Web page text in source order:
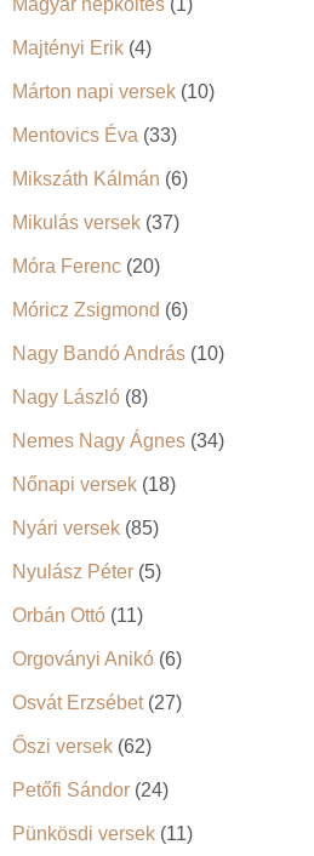
Majtényi Erik (4)
Márton napi versek (10)
Mentovics Éva (33)
Mikszáth Kálmán (6)
Mikulás versek (37)
Móra Ferenc (20)
Móricz Zsigmond (6)
Nagy Bandó András (10)
Nagy László (8)
Nemes Nagy Ágnes (34)
Nőnapi versek (18)
Nyári versek (85)
Nyulász Péter (5)
Orbán Ottó (11)
Orgoványi Anikó (6)
Osvát Erzsébet(27)
Őszi versek (62)
Petőfi Sándor (24)
Pünkösdi versek (11)